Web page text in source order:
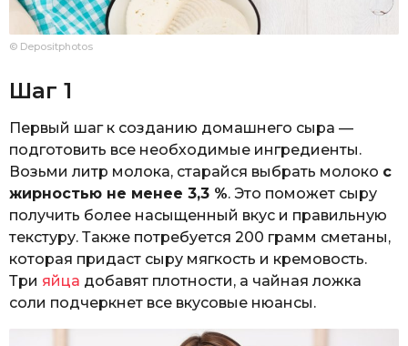
© Depositphotos
Шаг 1
Первый шаг к созданию домашнего сыра —
подготовить все необходимые ингредиенты.
Возьми литр молока, старайся выбрать молоко с
жирностью не менее 3,3 %. Это поможет сыру
получить более насыщенный вкус и правильную
текстуру. Также потребуется 200 грамм сметаны,
которая придаст сыру мягкость и кремовость.
Три яйца добавят плотности, а чайная ложка
соли подчеркнет все вкусовые нюансы.